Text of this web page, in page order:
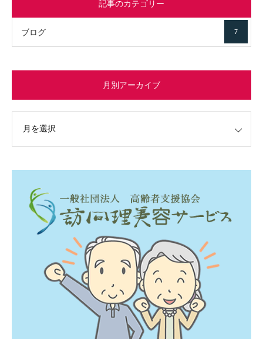
記事のカテゴリー
ブログ 7
月別アーカイブ